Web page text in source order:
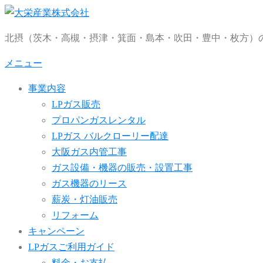
コ
テ
ン
北摂（茨木・高槻・摂津・箕面・島本・吹田・豊中・枚方）
メニュー
事業内容
LPガス販売
プロパンガスレンタル
LPガス バルクローリー配達
大阪ガス内管工事
ガス設備・機器の販売・設置工事
ガス機器のリース
薪炭・灯油販売
リフォーム
キャンペーン
LPガスご利用ガイド